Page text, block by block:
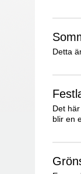
Detta
Det
blir en